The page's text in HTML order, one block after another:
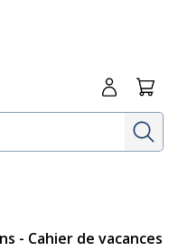
Me
- Cahier de vacances